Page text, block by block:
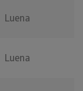
Luena
Luena